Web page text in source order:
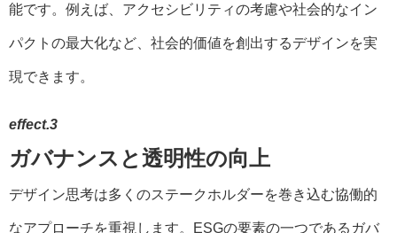
能です。例えば、アクセシビリティの考慮や社会的なイン
パクトの最大化など、社会的価値を創出するデザインを実
現できます。
effect.3
ガバナンスと透明性の向上
デザイン思考は多くのステークホルダーを巻き込む協働的
なアプローチを重視します。ESGの要素の一つであるガバ